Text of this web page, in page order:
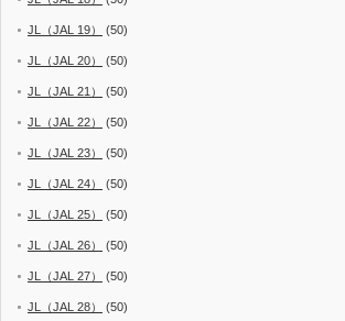
JL（JAL 19） (50)
JL（JAL 20） (50)
JL（JAL 21） (50)
JL（JAL 22） (50)
JL（JAL 23） (50)
JL（JAL 24） (50)
JL（JAL 25） (50)
JL（JAL 26） (50)
JL（JAL 27） (50)
JL（JAL 28） (50)